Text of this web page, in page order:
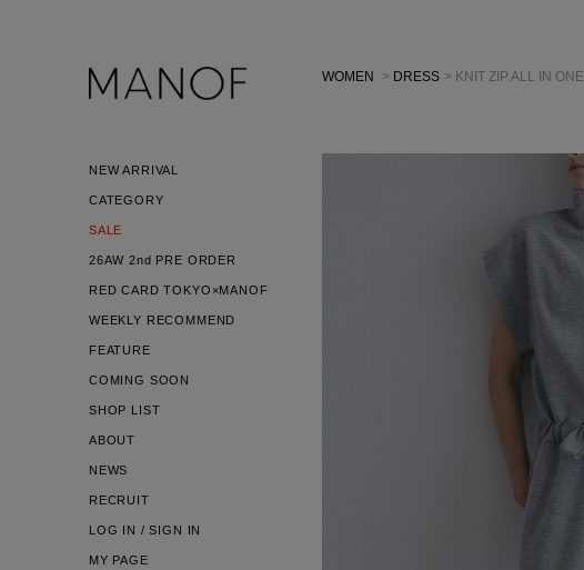
NEW ARRIVAL
CATEGORY
SALE
26AW 2nd PRE ORDER
RED CARD TOKYO×MANOF
WEEKLY RECOMMEND
FEATURE
COMING SOON
SHOP LIST
ABOUT
NEWS
RECRUIT
LOG IN / SIGN IN
MY PAGE
WOMEN > DRESS > KNIT ZIP ALL IN ONE